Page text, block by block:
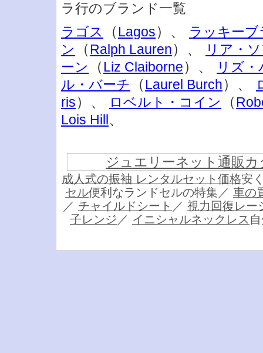
ラ行のブランド一覧
ラゴス
（Lagos）、
ラッキー
ン
（Ralph Lauren）、
リア・
ーン
（Liz Claiborne）、
リズ
ル・バーチ
（Laurel Burch）、
ris）、 ロベルト・コイン （
Lois Hill、
ジュエリーネット通販
成人式の振袖 レンタルセット価格安
セル便利なランドセルの特集／ 車の
／ チャイルドシート ／ 視力回復レー
子レンジ ／ イニシャルネックレス